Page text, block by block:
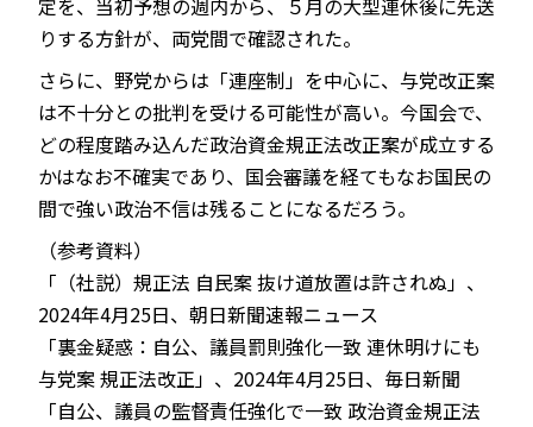
定を、当初予想の週内から、５月の大型連休後に先送
りする方針が、両党間で確認された。
さらに、野党からは「連座制」を中心に、与党改正案
は不十分との批判を受ける可能性が高い。今国会で、
どの程度踏み込んだ政治資金規正法改正案が成立する
かはなお不確実であり、国会審議を経てもなお国民の
間で強い政治不信は残ることになるだろう。
（参考資料）
「（社説）規正法 自民案 抜け道放置は許されぬ」、
2024年4月25日、朝日新聞速報ニュース
「裏金疑惑：自公、議員罰則強化一致 連休明けにも
与党案 規正法改正」、2024年4月25日、毎日新聞
「自公、議員の監督責任強化で一致 政治資金規正法